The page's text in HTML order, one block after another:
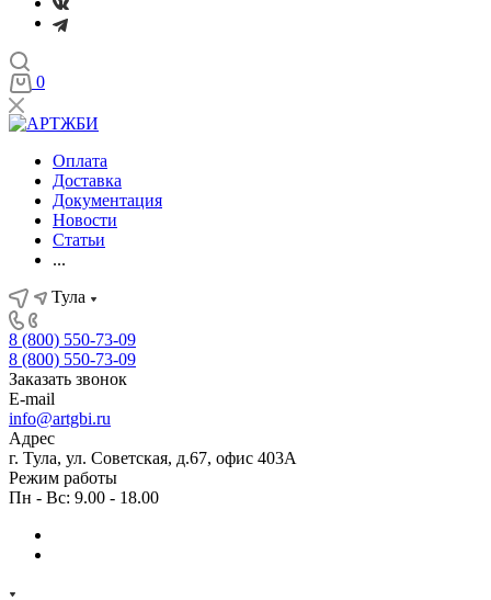
0
Оплата
Доставка
Документация
Новости
Статьи
...
Тула
8 (800) 550-73-09
8 (800) 550-73-09
Заказать звонок
E-mail
info@artgbi.ru
Адрес
г. Тула, ул. Советская, д.67, офис 403А
Режим работы
Пн - Вс: 9.00 - 18.00